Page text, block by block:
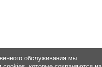
обслуживания мы